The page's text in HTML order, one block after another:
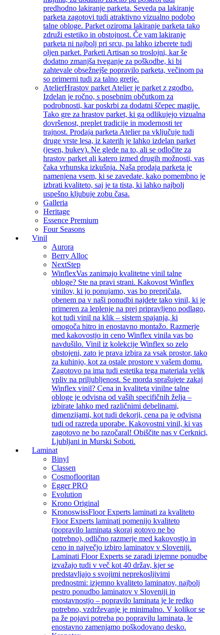
predhodno lakiranje parketa. Seveda pa lakiranje
parketa zagotovi tudi atraktivno vizualno podobo
talne obloge. Parket oziroma lakiranje parketa tako
združi estetiko in obstojnost. Če vam lakiranje
parketa ni najbolj pri srcu, pa lahko izberete tudi
oljen parket. Parketi Artisan so troslojni, kar še
dodatno zmanjša tveganje za poškodbe, ki bi
zahtevale obsežnejše popravilo parketa, večinom pa
so primerni tudi za talno gretje.
AtelierHrastov parket Atelier je parket z zgodbo.
Izdelan je ročno, s posebnim občutkom za
podrobnosti, kar poskrbi za dodatni ščepec magije.
Tako gre za hrastov parket, ki ga odlikujejo vizualna
dovršenost, preplet tradicije in modernosti ter
trajnost. Prodaja parketa Atelier pa vključuje tudi
druge vrste lesa, iz katerih je lahko izdelan parket
(jesen, bukev). Ne glede na to, ali se odločite za
hrastov parket ali katero izmed drugih možnosti, vas
čaka vrhunska izkušnja. Naša prodaja parketa je
namenjena vsem, ki se zavedate, kako pomembno je
izbrati kvaliteto, saj je ta tista, ki lahko najbolj
uspešno kljubuje zobu časa.
Galleria
Heritage
Essence Premium
Four Seasons
Vinil
Aurora
Berry Alloc
NextStep
WinflexVas zanimajo kvalitetne vinil talne
obloge? Ste na pravi strani. Kakovost Winflex
vinilov, ki jo ponujamo, vas bo prepričala,
obenem pa v naši ponudbi najdete tako vinil, ki je
primeren za leplenje na prej pripravljeno podlago,
kot tudi vinil na klik – sistem spajanja, ki
omogoča hitro in enostavno montažo. Razmerje
med kakovostjo in ceno Winflex vinila vas bo
navdušilo. Vinil iz kolekcije Winflex so zelo
obstojeni, zato je prava izbira za vsak prostor, tako
za kuhinjo, kot za ostale prostore v vašem domu.
Zagotovo pa ima tudi estetika tega materiala velik
vpliv na priljubljenost. Se morda sprašujete zakaj
Winflex vinil? Cena in kvaliteta vinilne talne
obloge je odvisna od vaših specifičnih želja –
izbirate lahko med različnimi debelinami,
dimenzijami, kot tudi dekorji, cena pa je odvisna
tudi od razreda uporabe. Kakovostni vinil, ki vas
zagotovo ne bo razočaral! Obiščite nas v Cerknici,
Ljubljani in Murski Soboti.
Laminat
Binyl
Classen
Cosmoflooritan
Egger PRO
Evolution
Krono Original
KronoswissFloor Experts laminati za kvaliteto
Floor Experts laminati pomenijo kvaliteto
(popravilo laminata skoraj gotovo ne bo
potrebno), odlično razmerje med kakovostjo in
ceno in največjo izbiro laminatov v Sloveniji.
Laminati Floor Experts se zaradi izjemne ponudbe
izvažajo tudi v več kot 40 držav, kjer se
predstavljajo s svojimi neprekosljivimi
prednostmi: izjemno kvaliteto laminatov, najbolj
pestro ponudbo laminatov v Sloveniji in
enostavnostjo – popravilo laminata je le redko
potrebno, vzdrževanje je minimalno. V kolikor se
pa že pojavi potreba po popravilu laminata, le
enostavno zamenjamo poškodovano desko.